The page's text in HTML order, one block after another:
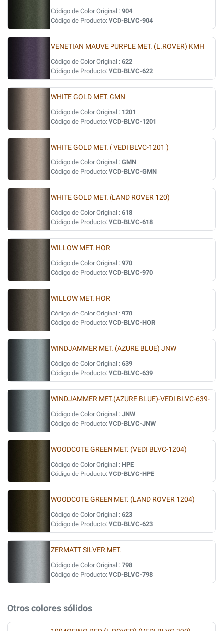
Código de Color Original : 904
Código de Producto: VCD-BLVC-904
VENETIAN MAUVE PURPLE MET. (L.ROVER) KMH
Código de Color Original : 622
Código de Producto: VCD-BLVC-622
WHITE GOLD MET. GMN
Código de Color Original : 1201
Código de Producto: VCD-BLVC-1201
WHITE GOLD MET. ( VEDI BLVC-1201 )
Código de Color Original : GMN
Código de Producto: VCD-BLVC-GMN
WHITE GOLD MET. (LAND ROVER 120)
Código de Color Original : 618
Código de Producto: VCD-BLVC-618
WILLOW MET. HOR
Código de Color Original : 970
Código de Producto: VCD-BLVC-970
WILLOW MET. HOR
Código de Color Original : 970
Código de Producto: VCD-BLVC-HOR
WINDJAMMER MET. (AZURE BLUE) JNW
Código de Color Original : 639
Código de Producto: VCD-BLVC-639
WINDJAMMER MET.(AZURE BLUE)-VEDI BLVC-639-
Código de Color Original : JNW
Código de Producto: VCD-BLVC-JNW
WOODCOTE GREEN MET. (VEDI BLVC-1204)
Código de Color Original : HPE
Código de Producto: VCD-BLVC-HPE
WOODCOTE GREEN MET. (LAND ROVER 1204)
Código de Color Original : 623
Código de Producto: VCD-BLVC-623
ZERMATT SILVER MET.
Código de Color Original : 798
Código de Producto: VCD-BLVC-798
Otros colores sólidos